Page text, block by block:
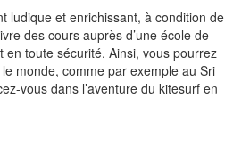
ludique et enrichissant, à condition de
des cours auprès d’une école de
toute sécurité. Ainsi, vous pourrez
monde, comme par exemple au Sri
vous dans l’aventure du kitesurf en